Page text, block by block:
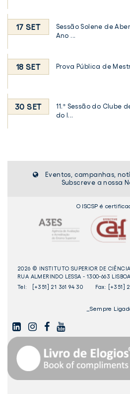
17 SET
Sessão Solene de
Ano ...
18 SET Prova Pública de
30 SET
11.ª Sessão do Clube
do I...
Eventos, campanhas,
Subscreve a nossa
O ISCSP é
2026 © INSTITUTO SUPERIOR DE
RUA ALMERINDO LESSA - 1300-663 LISBOA
Tel:
[+351] 21 361 94 30 Fax: [+351]
_Sempre
LINKEDININSTAGAMFACEBOOK
YOUTUBE